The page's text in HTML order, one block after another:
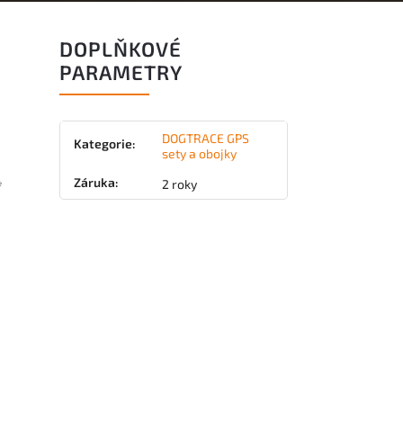
DOPLŇKOVÉ
PARAMETRY
Kategorie:
DOGTRACE GPS
sety a obojky
Záruka: 2 roky